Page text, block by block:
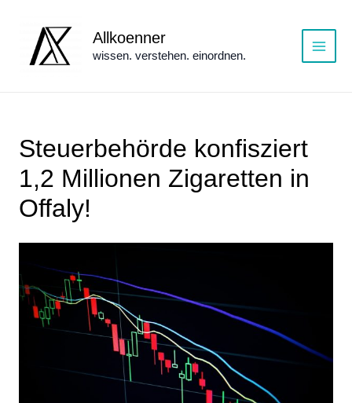
springen
Allkoenner
wissen. verstehen. einordnen.
Main
Steuerbehörde konfisziert
1,2 Millionen Zigaretten in
Offaly!